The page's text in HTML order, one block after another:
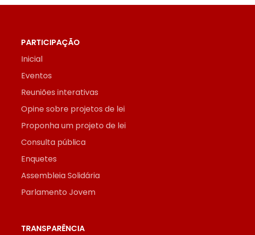
PARTICIPAÇÃO
Inicial
Eventos
Reuniões interativas
Opine sobre projetos de lei
Proponha um projeto de lei
Consulta pública
Enquetes
Assembleia Solidária
Parlamento Jovem
TRANSPARÊNCIA